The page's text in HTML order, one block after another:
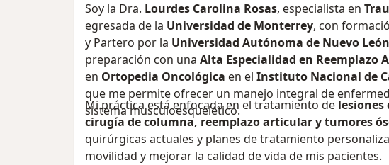
Soy la Dra. Lourdes Carolina Rosas, especialista en
egresada de la Universidad de Monterrey, con
y Partero por la Universidad Autónoma de Nuevo León
preparación con una Alta Especialidad en Reemplazo
en Ortopedia Oncológica en el Instituto Nacional de
que me permite ofrecer un manejo integral de
sistema musculoesquelético.
Mi práctica está enfocada en el tratamiento de lesiones
cirugía de columna, reemplazo articular y tumores
quirúrgicas actuales y planes de tratamiento
movilidad y mejorar la calidad de vida de mis pacientes.